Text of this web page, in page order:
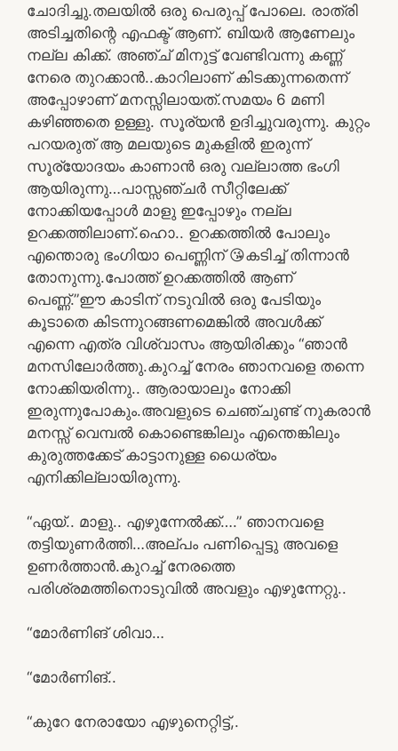
ചോദിച്ചു.തലയിൽ ഒരു പെരുപ്പ് പോലെ. രാത്രി
അടിച്ചതിന്റെ എഫക്ട് ആണ്. ബിയർ ആണേലും
നല്ല കിക്ക്. അഞ്ച് മിനുട്ട് വേണ്ടിവന്നു കണ്ണ്
നേരെ തുറക്കാൻ..കാറിലാണ് കിടക്കുന്നതെന്ന്
അപ്പോഴാണ് മനസ്സിലായത്.സമയം 6 മണി
കഴിഞ്ഞതെ ഉള്ളു. സൂര്യൻ ഉദിച്ചുവരുന്നു. കുറ്റം
പറയരുത് ആ മലയുടെ മുകളിൽ ഇരുന്ന്
സൂര്യോദയം കാണാൻ ഒരു വല്ലാത്ത ഭംഗി
ആയിരുന്നു…പാസ്സഞ്ചർ സീറ്റിലേക്ക്
നോക്കിയപ്പോൾ മാളു ഇപ്പോഴും നല്ല
ഉറക്കത്തിലാണ്.ഹൊ.. ഉറക്കത്തിൽ പോലും
എന്തൊരു ഭംഗിയാ പെണ്ണിന് 😘കടിച്ച് തിന്നാൻ
തോനുന്നു.പോത്ത് ഉറക്കത്തിൽ ആണ്
പെണ്ണ്.”ഈ കാടിന് നടുവിൽ ഒരു പേടിയും
കൂടാതെ കിടന്നുറങ്ങണമെങ്കിൽ അവൾക്ക്
എന്നെ എത്ര വിശ്വാസം ആയിരിക്കും “ഞാൻ
മനസിലോർത്തു.കുറച്ച് നേരം ഞാനവളെ തന്നെ
നോക്കിയരിന്നു.. ആരായാലും നോക്കി
ഇരുന്നുപോകും.അവളുടെ ചെഞ്ചുണ്ട് നുകരാൻ
മനസ്സ് വെമ്പൽ കൊണ്ടെങ്കിലും എന്തെങ്കിലും
കുരുത്തക്കേട് കാട്ടാനുള്ള ധൈര്യം
എനിക്കില്ലായിരുന്നു.
“ഏയ്.. മാളു.. എഴുന്നേൽക്ക്….” ഞാനവളെ
തട്ടിയുണർത്തി…അല്പം പണിപ്പെട്ടു അവളെ
ഉണർത്താൻ.കുറച്ച് നേരത്തെ
പരിശ്രമത്തിനൊടുവിൽ അവളും എഴുന്നേറ്റു..
“മോർണിങ് ശിവാ…
“മോർണിങ്‌..
“കുറേ നേരായോ എഴുനെറ്റിട്ട്,.